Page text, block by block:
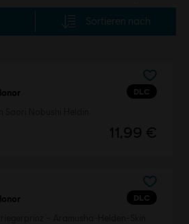
Sortieren nach
DLC
11,99 €
DLC